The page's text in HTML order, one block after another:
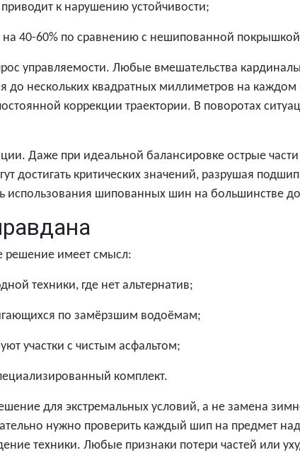
к нарушению устойчивости;
на 40-60% по сравнению с нешипованной
управляемости. Любые вмешательства
до нескольких квадратных миллиметров на
коррекции траектории. В поворотах
Даже при идеальной балансировке острые
достигать критических значений, разрушая
использования шипованных шин на большинстве
решение имеет смысл:
техники, где нет альтернатив;
по замёрзшим водоёмам;
участки с чистым асфальтом;
комплект.
для экстремальных условий, а не замена
нужно проверить каждый шип на предмет
техники. Любые признаки потери частей или